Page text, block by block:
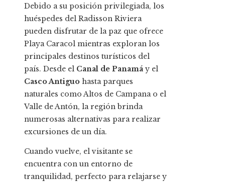
Debido a su posición privilegiada, los
huéspedes del Radisson Riviera
pueden disfrutar de la paz que ofrece
Playa Caracol mientras exploran los
principales destinos turísticos del
país. Desde el Canal de Panamá y el
Casco Antiguo hasta parques
naturales como Altos de Campana o el
Valle de Antón, la región brinda
numerosas alternativas para realizar
excursiones de un día.
Cuando vuelve, el visitante se
encuentra con un entorno de
tranquilidad, perfecto para relajarse y